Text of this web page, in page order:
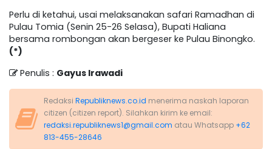
Perlu di ketahui, usai melaksanakan safari Ramadhan di
Pulau Tomia (Senin 25-26 Selasa), Bupati Haliana
bersama rombongan akan bergeser ke Pulau Binongko.
(*)
Penulis : Gayus Irawadi
Redaksi Republiknews.co.id menerima naskah laporan
citizen (citizen report). Silahkan kirim ke email:
redaksi.republiknews1@gmail.com atau Whatsapp +62
813-455-28646